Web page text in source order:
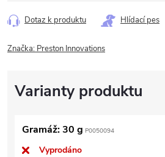
Dotaz k produktu Hlídací pes
Značka: Preston Innovations
Gramáž: 30 g P0050094
Vyprodáno